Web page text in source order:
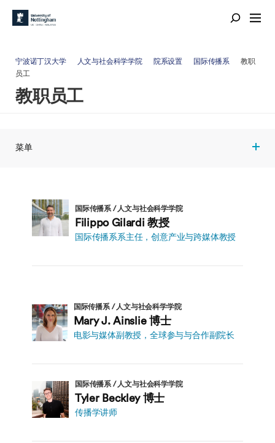
宁波诺丁汉大学 人文与社会科学学院 院系设置 国际传播系
教职
员工
教职员工
菜单
国际传播系 / 人文与社会科学学院
Filippo Gilardi 教授
国际传播系系主任，创意产业与跨媒体教授
国际传播系 / 人文与社会科学学院
Mary J. Ainslie 博士
电影与媒体副教授，全球参与与合作副院长
国际传播系 / 人文与社会科学学院
Tyler Beckley 博士
传播学讲师